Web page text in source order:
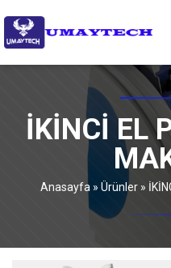
İKİNCİ EL
Anasayfa » Ürünler»